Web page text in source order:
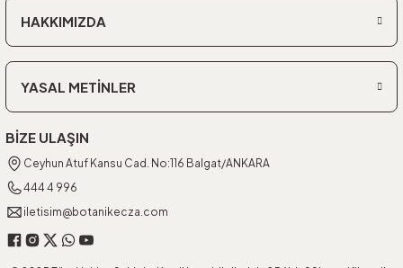
HAKKIMIZDA
YASAL METİNLER
BİZE ULAŞIN
Ceyhun Atuf Kansu Cad. No:116 Balgat/ANKARA
444 4 996
iletisim@botanikecza.com